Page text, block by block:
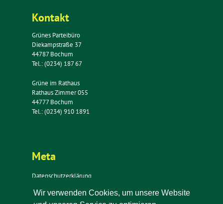
Kontakt
Grünes Parteibüro
Diekampstraße 37
44787 Bochum
Tel.: (0234) 187 67
Grüne im Rathaus
Rathaus Zimmer 055
44777 Bochum
Tel.: (0234) 910 1891
Meta
Datenschutzerklärung
Impressum
Wir verwenden Cookies, um unsere Website